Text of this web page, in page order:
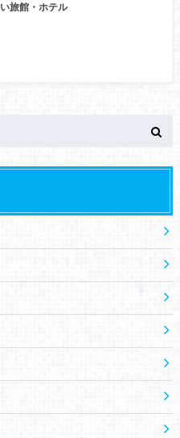
い旅館・ホテル